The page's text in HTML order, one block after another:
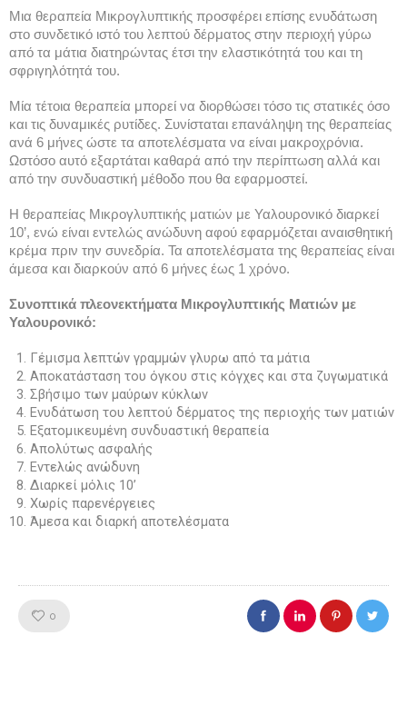
Μια θεραπεία Μικρογλυπτικής προσφέρει επίσης ενυδάτωση
στο συνδετικό ιστό του λεπτού δέρματος στην περιοχή γύρω
από τα μάτια διατηρώντας έτσι την ελαστικότητά του και τη
σφριγηλότητά του.
Μία τέτοια θεραπεία μπορεί να διορθώσει τόσο τις στατικές όσο
και τις δυναμικές ρυτίδες. Συνίσταται επανάληψη της θεραπείας
ανά 6 μήνες ώστε τα αποτελέσματα να είναι μακροχρόνια.
Ωστόσο αυτό εξαρτάται καθαρά από την περίπτωση αλλά και
από την συνδυαστική μέθοδο που θα εφαρμοστεί.
Η θεραπείας Μικρογλυπτικής ματιών με Υαλουρονικό διαρκεί
10’, ενώ είναι εντελώς ανώδυνη αφού εφαρμόζεται αναισθητική
κρέμα πριν την συνεδρία. Τα αποτελέσματα της θεραπείας είναι
άμεσα και διαρκούν από 6 μήνες έως 1 χρόνο.
Συνοπτικά πλεονεκτήματα Μικρογλυπτικής Ματιών με
Υαλουρονικό:
1. Γέμισμα λεπτών γραμμών γλυρω από τα μάτια
2. Αποκατάσταση του όγκου στις κόγχες και στα ζυγωματικά
3. Σβήσιμο των μαύρων κύκλων
4. Ενυδάτωση του λεπτού δέρματος της περιοχής των ματιών
5. Εξατομικευμένη συνδυαστική θεραπεία
6. Απολύτως ασφαλής
7. Εντελώς ανώδυνη
8. Διαρκεί μόλις 10’
9. Χωρίς παρενέργειες
10. Άμεσα και διαρκή αποτελέσματα
0